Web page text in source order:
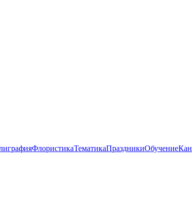
ФлористикаТематикаПраздникиОбучение